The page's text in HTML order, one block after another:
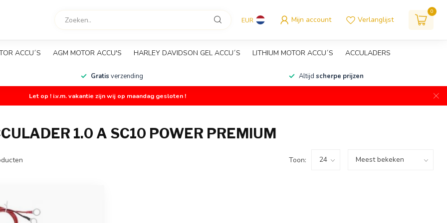
EUR Mijn account Verlanglijst
0
ACCU´S AGM MOTOR ACCU'S HARLEY DAVIDSON GEL ACCU´S LITHIUM MOTOR ACCU´S ACCULADERS
Gratis verzending Altijd scherpe prijzen
Let op ! i.v.m. vakantie zijn wij op maandag gesloten !
1.0 A SC10 POWER PREMIUM
Toon: